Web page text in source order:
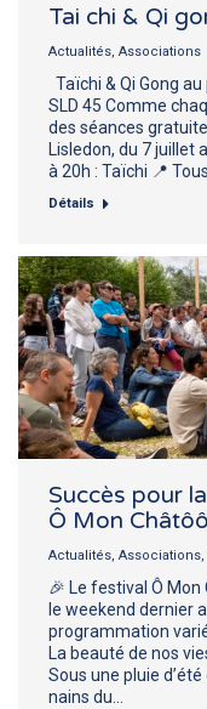
Tai chi & Qi
Actualités, Associations
Taïchi & Qi Gong
SLD 45 Comme
des séances
Lisledon, du 7 juillet
à 20h : Taïchi 📍
Détails
Succès pour
Ô Mon
Actualités, Associations,
🎉 Le festival Ô
le weekend dernier
programmation
La beauté de nos
Sous une pluie
nains du…